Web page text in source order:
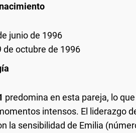
junio de 1996
de octubre de 1996
predomina en esta pareja, lo
intensos. El liderazgo
la sensibilidad de Emilia